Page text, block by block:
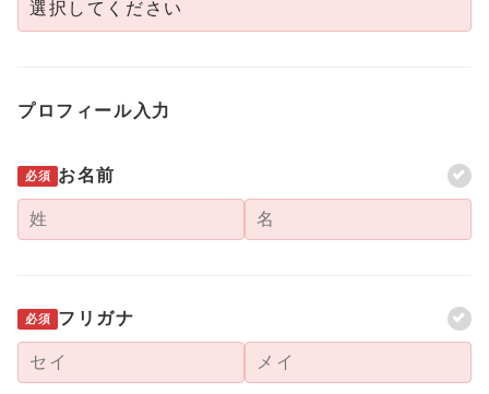
プロフィール入力
必須 お名前
必須 フリガナ